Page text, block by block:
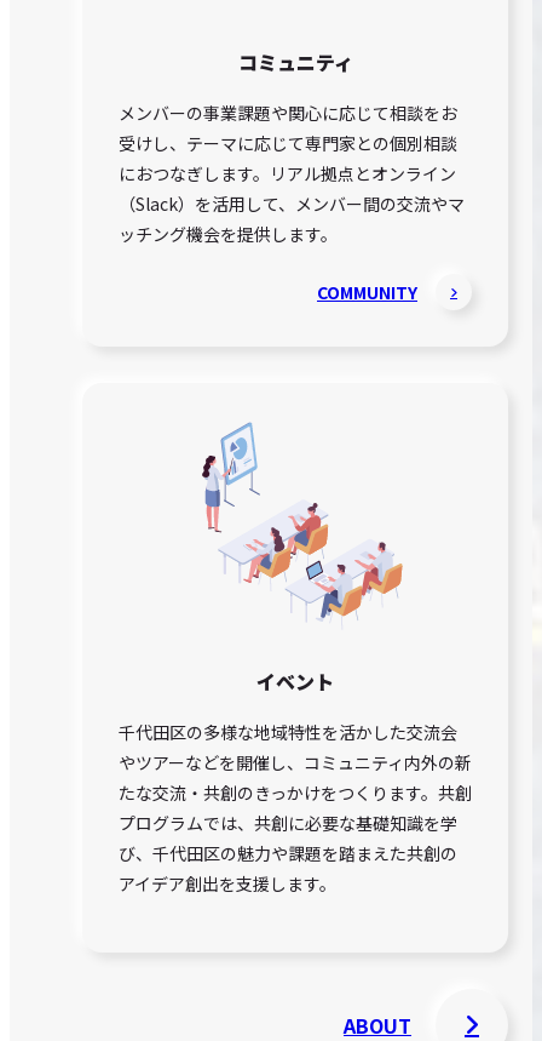
コミュニティ
メンバーの事業課題や関心に応じて相談をお
受けし、テーマに応じて専門家との個別相談
におつなぎします。リアル拠点とオンライン
（Slack）を活用して、メンバー間の交流やマ
ッチング機会を提供します。
COMMUNITY
イベント
千代田区の多様な地域特性を活かした交流会
やツアーなどを開催し、コミュニティ内外の新
たな交流・共創のきっかけをつくります。共創
プログラムでは、共創に必要な基礎知識を学
び、千代田区の魅力や課題を踏まえた共創の
アイデア創出を支援します。
ABOUT